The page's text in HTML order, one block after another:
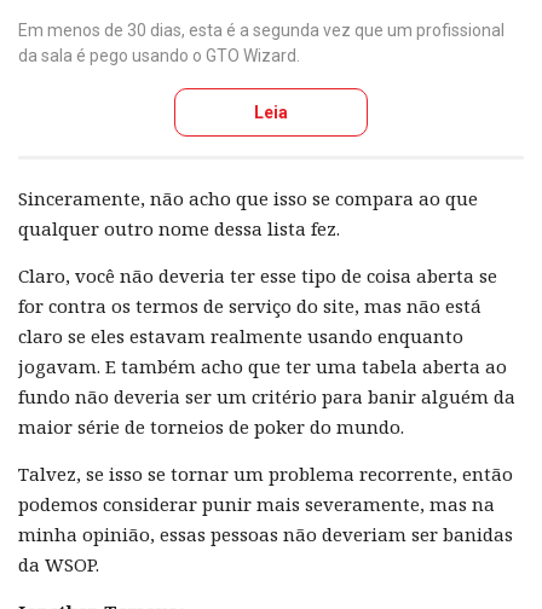
Em menos de 30 dias, esta é a segunda vez que um profissional
da sala é pego usando o GTO Wizard.
Leia
Sinceramente, não acho que isso se compara ao que
qualquer outro nome dessa lista fez.
Claro, você não deveria ter esse tipo de coisa aberta se
for contra os termos de serviço do site, mas não está
claro se eles estavam realmente usando enquanto
jogavam. E também acho que ter uma tabela aberta ao
fundo não deveria ser um critério para banir alguém da
maior série de torneios de poker do mundo.
Talvez, se isso se tornar um problema recorrente, então
podemos considerar punir mais severamente, mas na
minha opinião, essas pessoas não deveriam ser banidas
da WSOP.